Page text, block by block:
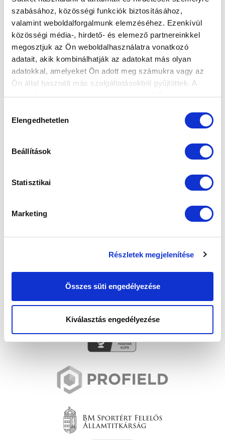
szabásához, közösségi funkciók biztosításához,
valamint weboldalforgalmunk elemzéséhez. Ezenkívül
közösségi média-, hirdető- és elemező partnereinkkel
megosztjuk az Ön weboldalhasználatra vonatkozó
adatait, akik kombinálhatják az adatokat más olyan
adatokkal, amelyeket Ön adott meg számukra vagy az
Ön által használt más szolgáltatásokból gyűjtöttek. A
weboldalon való böngészés folytatásával Ön hozzájárul a
kiválasztása
Elengedhetetlen
Beállítások
Statisztikai
Marketing
Részletek megjelenítése
Összes süti engedélyezése
Kiválasztás engedélyezése
MTK BUDAPEST HÍRLEVÉL
Ne maradjon le egy eseményről sem! Iratkozzon fel ingyenes
hírlevelünkre: